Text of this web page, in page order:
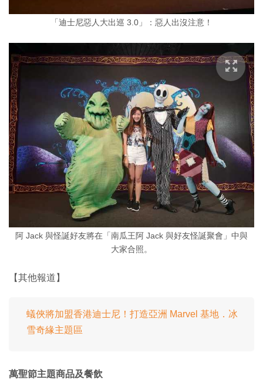
「迪士尼惡人大出巡 3.0」：惡人出沒注意！
阿 Jack 與怪誕好友將在「南瓜王阿 Jack 與好友怪誕聚會」中與
大家合照。
【其他報道】
蟻俠將加盟香港迪士尼！打造亞洲 Marvel 基地．冰
雪奇緣主題區
萬聖節主題商品及餐飲